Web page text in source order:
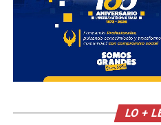
LO +